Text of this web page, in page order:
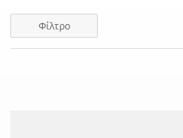
Φίλτρο